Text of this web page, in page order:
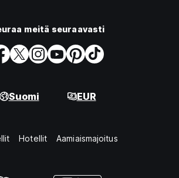
meitä seuraavasti
Suomi EUR
Hotellit Aamiaismajoitus